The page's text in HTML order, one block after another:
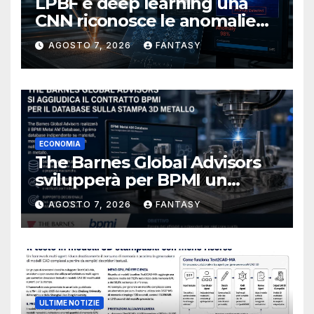
CNN riconosce le anomalie
del bagno di fusione
AGOSTO 7, 2026 FANTASY
ECONOMIA
The Barnes Global Advisors
svilupperà per BPMI un
database per la stampa 3D
metallica destinata alla filiera
navale statunitense
AGOSTO 7, 2026 FANTASY
ULTIME NOTIZIE